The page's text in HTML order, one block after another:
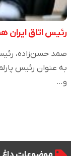
رئیس اتاق ایران
صمد حسن‌زاده،
به عنوان رئیس
و…